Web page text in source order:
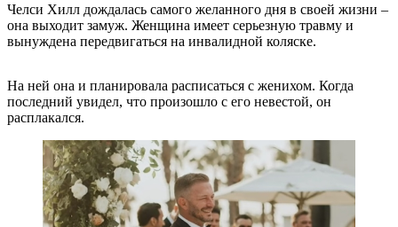
Челси Хилл дождалась самого желанного дня в своей жизни –
она выходит замуж. Женщина имеет серьезную травму и
вынуждена передвигаться на инвалидной коляске.
На ней она и планировала расписаться с женихом. Когда
последний увидел, что произошло с его невестой, он
расплакался.